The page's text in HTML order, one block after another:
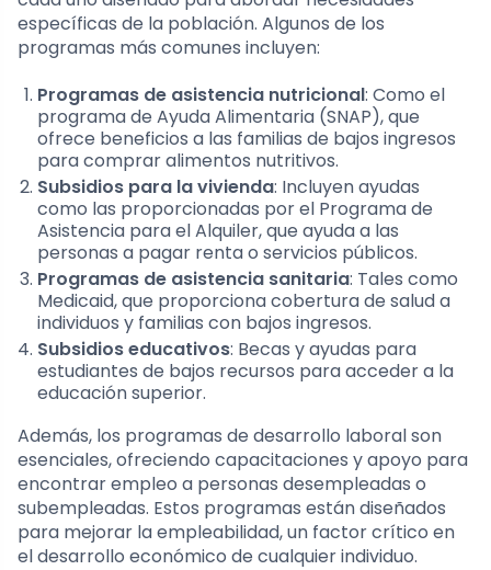
específicas de la población. Algunos de los
programas más comunes incluyen:
Programas de asistencia nutricional: Como el
programa de Ayuda Alimentaria (SNAP), que
ofrece beneficios a las familias de bajos ingresos
para comprar alimentos nutritivos.
Subsidios para la vivienda: Incluyen ayudas
como las proporcionadas por el Programa de
Asistencia para el Alquiler, que ayuda a las
personas a pagar renta o servicios públicos.
Programas de asistencia sanitaria: Tales como
Medicaid, que proporciona cobertura de salud a
individuos y familias con bajos ingresos.
Subsidios educativos: Becas y ayudas para
estudiantes de bajos recursos para acceder a la
educación superior.
Además, los programas de desarrollo laboral son
esenciales, ofreciendo capacitaciones y apoyo para
encontrar empleo a personas desempleadas o
subempleadas. Estos programas están diseñados
para mejorar la empleabilidad, un factor crítico en
el desarrollo económico de cualquier individuo.